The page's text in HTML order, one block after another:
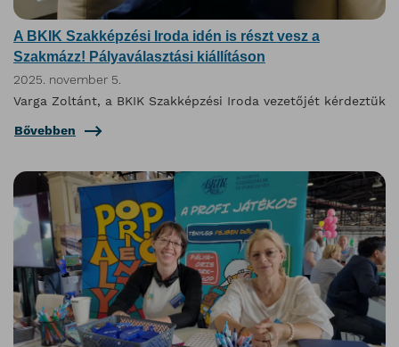
A BKIK Szakképzési Iroda idén is részt vesz a
Szakmázz! Pályaválasztási kiállításon
2025. november 5.
Varga Zoltánt, a BKIK Szakképzési Iroda vezetőjét kérdeztük
Bővebben